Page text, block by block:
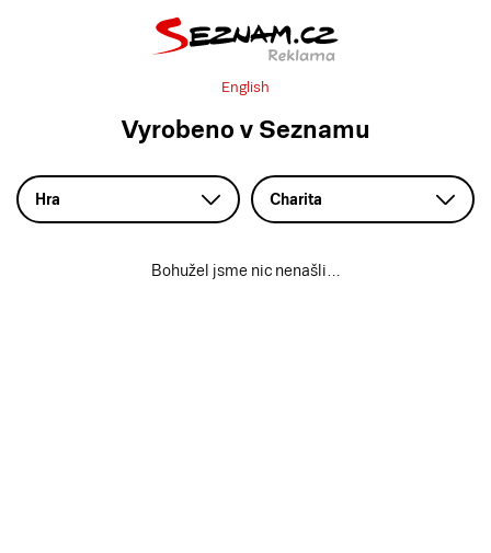
English
Vyrobeno v Seznamu
Hra Charita
Bohužel jsme nic nenašli…